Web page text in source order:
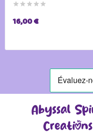
    
16,00 €